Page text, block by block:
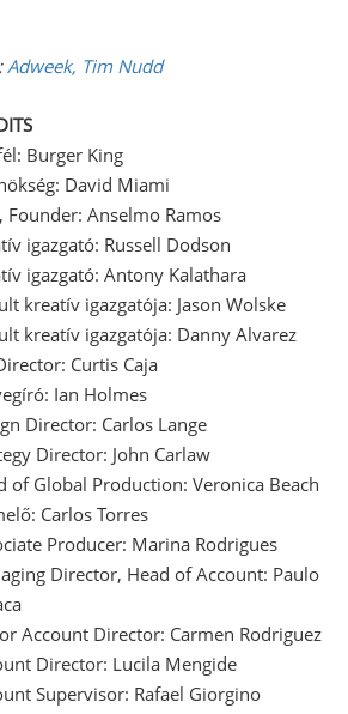
Adweek, Tim Nudd
Burger King
David Miami
Founder: Anselmo Ramos
igazgató: Russell Dodson
igazgató: Antony Kalathara
kreatív igazgatója: Jason Wolske
kreatív igazgatója: Danny Alvarez
Curtis Caja
Ian Holmes
Director: Carlos Lange
Director: John Carlaw
of Global Production: Veronica Beach
Carlos Torres
Producer: Marina Rodrigues
Director, Head of Account: Paulo
Account Director: Carmen Rodriguez
Director: Lucila Mengide
Supervisor: Rafael Giorgino